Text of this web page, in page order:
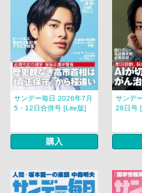
サンデー毎日 2026年7月
5・12日合併号 [Lite版]
購入
サンデ
28日号